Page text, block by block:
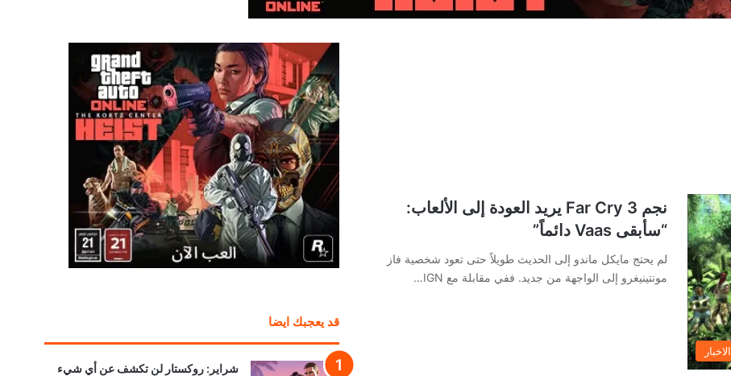
الاخبار
نجم Far Cry 3 يريد العودة إلى الألعاب:
“سأبقى Vaas دائماً”
لم يحتج مايكل ماندو إلى الحديث طويلاً حتى تعود شخصية فاز
مونتينيغرو إلى الواجهة من جديد. ففي مقابلة مع IGN…
قد يعجبك ايضا
شراير: روكستار لن تكشف عن أي شيء